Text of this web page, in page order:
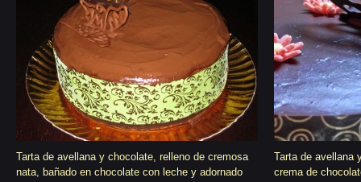
Tarta de avellana y chocolate, relleno de cremosa
nata, bañado en chocolate con leche y adornado
Tarta de avellana
crema de